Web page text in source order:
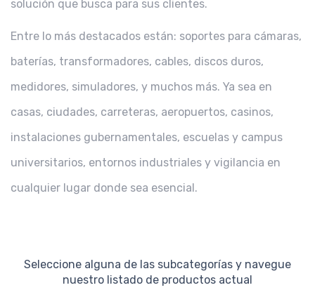
solución que busca para sus clientes.
Entre lo más destacados están: soportes para cámaras,
baterías, transformadores, cables, discos duros,
medidores, simuladores, y muchos más. Ya sea en
casas, ciudades, carreteras, aeropuertos, casinos,
instalaciones gubernamentales, escuelas y campus
universitarios, entornos industriales y vigilancia en
cualquier lugar donde sea esencial.
Seleccione alguna de las subcategorías y navegue
nuestro listado de productos actual